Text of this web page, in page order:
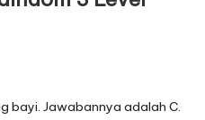
bayi. Jawabannya adalah C.